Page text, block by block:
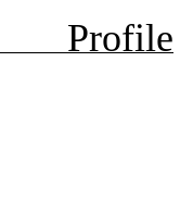
Profile